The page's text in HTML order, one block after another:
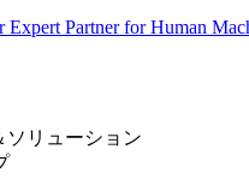
ソリューション